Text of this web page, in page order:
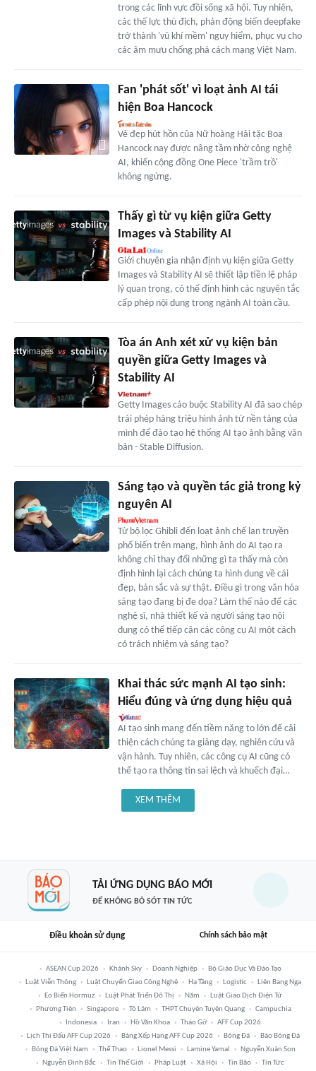
trong các lĩnh vực đồi sống xã hội. Tuy nhiên,
các thế lực thù địch, phản động biến deepfake
trở thành 'vũ khí mềm' nguy hiểm, phục vụ cho
các âm mưu chống phá cách mạng Việt Nam.
Fan 'phát sốt' vì loạt ảnh AI tái
hiện Boa Hancock
Vẻ đẹp hút hồn của Nữ hoàng Hải tặc Boa
Hancock nay được nâng tầm nhờ công nghệ
AI, khiến cộng đồng One Piece 'trầm trồ'
không ngừng.
Thấy gì từ vụ kiện giữa Getty
Images và Stability AI
Giới chuyên gia nhận định vụ kiện giữa Getty
Images và Stability AI sẽ thiết lập tiền lệ pháp
lý quan trọng, có thể định hình các nguyên tắc
cấp phép nội dung trong ngành AI toàn cầu.
Tòa án Anh xét xử vụ kiện bản
quyền giữa Getty Images và
Stability AI
Getty Images cáo buộc Stability AI đã sao chép
trái phép hàng triệu hình ảnh từ nền tảng của
mình để đào tạo hệ thống AI tạo ảnh bằng văn
bản - Stable Diffusion.
Sáng tạo và quyền tác giả trong kỷ
nguyên AI
Từ bộ lọc Ghibli đến loạt ảnh chế lan truyền
phổ biến trên mạng, hình ảnh do AI tạo ra
không chỉ thay đổi những gì ta thấy mà còn
định hình lại cách chúng ta hình dung về cái
đẹp, bản sắc và sự thật. Điều gì trong văn hóa
sáng tạo đang bị đe dọa? Làm thế nào để các
nghệ sĩ, nhà thiết kế và người sáng tạo nội
dung có thể tiếp cận các công cụ AI một cách
có trách nhiệm và sáng tạo?
Khai thác sức mạnh AI tạo sinh:
Hiểu đúng và ứng dụng hiệu quả
AI tạo sinh mang đến tiềm năng to lớn để cải
thiện cách chúng ta giảng dạy, nghiên cứu và
vận hành. Tuy nhiên, các công cụ AI cũng có
thể tạo ra thông tin sai lệch và khuếch đại…
XEM THÊM
TẢI ỨNG DỤNG BÁO MỚI
ĐỂ KHÔNG BỎ SÓT TIN TỨC
Điều khoản sử dụng Chính sách bảo mật
ASEAN Cup 2026 Khánh Sky Doanh Nghiệp
Bộ Giáo Dục Và Đào Tạo
Luật Viễn Thông
Luật Chuyển Giao Công Nghệ Hạ Tầng Logistic
Liên Bang Nga
Eo Biển Hormuz
Luật Phát Triển Đô Thị Năm
Luật Giao Dịch Điện Tử
Phương Tiện
Singapore Tô Lâm THPT Chuyên Tuyên Quang
Campuchia
Indonesia
Iran Hồ Văn Khoa Tháo Gỡ
AFF Cup 2026
Lịch Thi Đấu AFF Cup 2026
Bảng Xếp Hạng AFF Cup 2026 Bóng Đá
Báo Bóng Đá
Bóng Đá Việt Nam
Thể Thao Lionel Messi Lamine Yamal
Nguyễn Xuân Son
Nguyễn Đình Bắc
Tin Thế Giới Pháp Luật Xã Hội Tin Bão Tin Tức